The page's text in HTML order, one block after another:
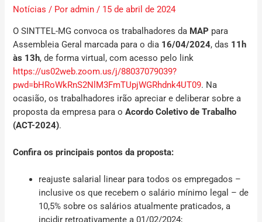
Notícias / Poradmin / 15 de abril de 2024
O SINTTEL-MG convoca os trabalhadores da MAP para
Assembleia Geral marcada para o dia 16/04/2024,das 11h
às 13h, de forma virtual, com acesso pelo link
https://us02web.zoom.us/j/88037079039?
pwd=bHRoWkRnS2NlM3FmTUpjWGRhdnk4UT09. Na
ocasião, os trabalhadores irão apreciar e deliberar sobre a
proposta da empresa para oAcordo Coletivo de Trabalho
(ACT-2024).
Confira os principais pontos da proposta:
reajuste salarial linear para todos os empregados –
inclusive os que recebem o salário mínimo legal – de
10,5% sobre os salários atualmente praticados, a
incidir retroativamente a 01/02/2024;